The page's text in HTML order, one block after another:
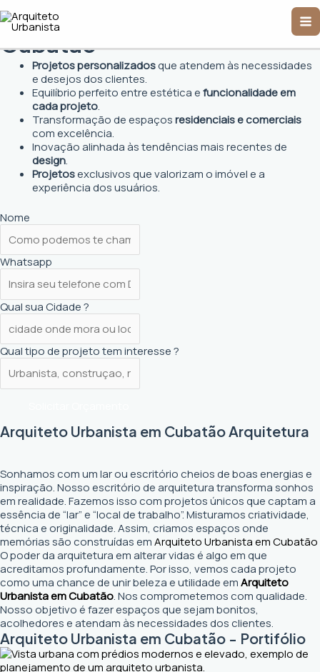
para
conteúdo
Arquiteto Urbanista em
Cubatão
Projetos personalizadosque atendem às necessidades
e desejos dos clientes.
Equilíbrio perfeito entre estética efuncionalidade em
cada projeto.
Transformação de espaçosresidenciais e comerciais
com excelência.
Inovação alinhada às tendências mais recentes de
design.
Projetosexclusivos que valorizam o imóvel e a
experiência dos usuários.
Nome
Whatsapp
Qual sua Cidade ?
Qual tipo de projeto tem interesse ?
Arquiteto Urbanista em Cubatão Arquitetura
Sonhamos com um lar ou escritório cheios de boas energias e
inspiração. Nosso escritório de arquitetura transforma sonhos
em realidade. Fazemos isso com projetos únicos que captam a
essência de “lar” e “local de trabalho”. Misturamos criatividade,
técnica e originalidade. Assim, criamos espaços onde
memórias são construídas emArquiteto Urbanista em Cubatão
O poder da arquitetura em alterar vidas é algo em que
acreditamos profundamente. Por isso, vemos cada projeto
como uma chance de unir beleza e utilidade emArquiteto
Urbanista em Cubatão. Nos comprometemos com qualidade.
Nosso objetivo é fazer espaços que sejam bonitos,
acolhedores e atendam às necessidades dos clientes.
Arquiteto Urbanista em Cubatão - Portifólio